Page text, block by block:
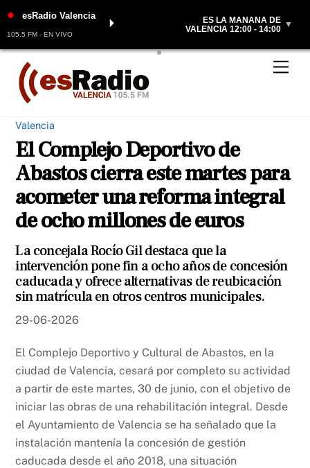
Skip
content
● esRadio Valencia
105.5 FM - EN VIVO
⏵
ES LA MAÑANA DE
VALENCIA 12:00 - 14:00 ▼
Valencia
El Complejo Deportivo de
Abastos cierra este martes para
acometer una reforma integral
de ocho millones de euros
La concejala Rocío Gil destaca que la
intervención pone fin a ocho años de concesión
caducada y ofrece alternativas de reubicación
sin matrícula en otros centros municipales.
29-06-2026
El Complejo Deportivo y Cultural de Abastos, en la
ciudad de Valencia, cesará por completo su actividad
a partir de este martes, 30 de junio, con el objetivo de
iniciar las obras de una rehabilitación integral. Desde
el Ayuntamiento de Valencia se ha señalado que la
instalación mantenía la concesión de gestión
caducada desde el año 2018, una situación